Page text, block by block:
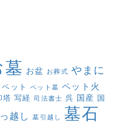
墓 お盆 お葬式 やまに
ペット ペット墓 ペット火
塔 写経 司法書士 呉 国産 国
越し 墓引越し 墓石